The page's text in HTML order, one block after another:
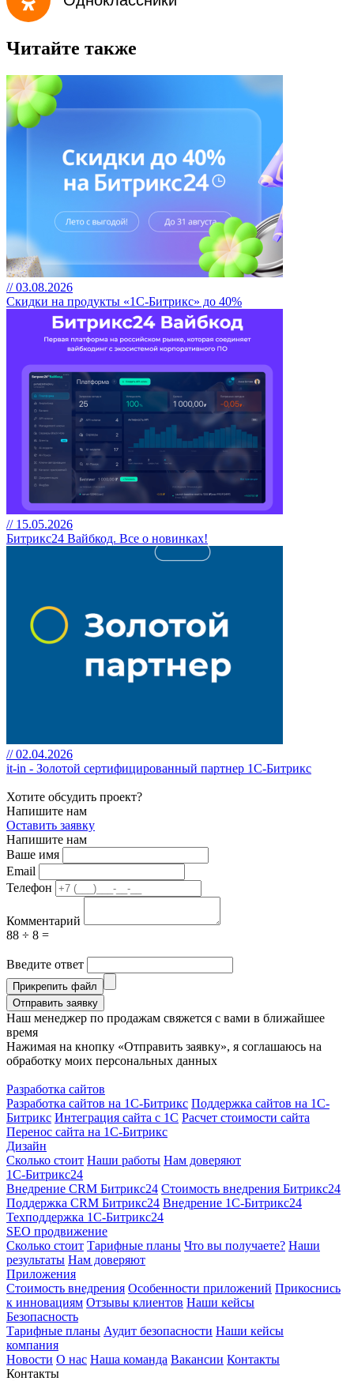
Читайте также
// 03.08.2026
Скидки на продукты «1С-Битрикс» до 40%
// 15.05.2026
Битрикс24 Вайбкод. Все о новинках!
// 02.04.2026
it-in - Золотой сертифицированный партнер 1С-Битрикс
Хотите обсудить проект?
Напишите нам
Оставить заявку
Напишите нам
Ваше имя
Email
Телефон
Комментарий
88 ÷ 8 =
Введите ответ
Прикрепить файл
Отправить заявку
Наш менеджер по продажам свяжется с вами в ближайшее
время
Нажимая на кнопку «Отправить заявку», я соглашаюсь на
обработку моих персональных данных
Разработка сайтов
Разработка сайтов на 1С-Битрикс Поддержка сайтов на 1С-
Битрикс Интеграция сайта с 1С Расчет стоимости сайта
Перенос сайта на 1С-Битрикс
Дизайн
Сколько стоит Наши работы Нам доверяют
1С-Битрикс24
Внедрение CRM Битрикс24 Стоимость внедрения Битрикс24
Поддержка CRM Битрикс24 Внедрение 1С-Битрикс24
Техподдержка 1С-Битрикс24
SEO продвижение
Сколько стоит Тарифные планы Что вы получаете? Наши
результаты Нам доверяют
Приложения
Стоимость внедрения Особенности приложений Прикоснись
к инновациям Отзывы клиентов Наши кейсы
Безопасность
Тарифные планы Аудит безопасности Наши кейсы
компания
Новости О нас Наша команда Вакансии Контакты
Контакты